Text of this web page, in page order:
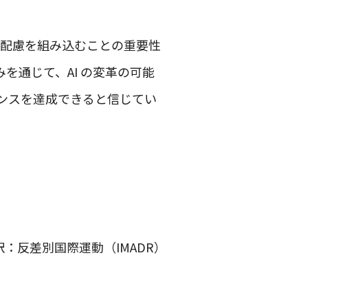
慮を組み込むことの重要性
通じて、AI の変革の可能
スを達成できると信じてい
反差別国際運動（IMADR）